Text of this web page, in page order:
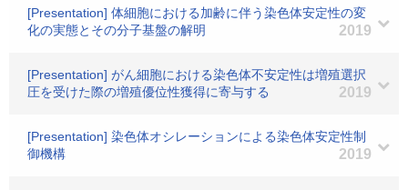
[Presentation] 体細胞における加齢に伴う染色体安定性の変
化の実態とその分子基盤の解明
2019
[Presentation] がん細胞における染色体不安定性は増殖選択
圧を受けた際の増殖優位性獲得に寄与する
2019
[Presentation] 染色体オシレーションによる染色体安定性制
御機構
2019